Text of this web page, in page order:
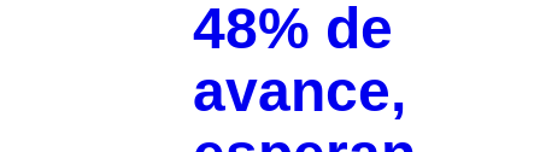
48% de
avance,